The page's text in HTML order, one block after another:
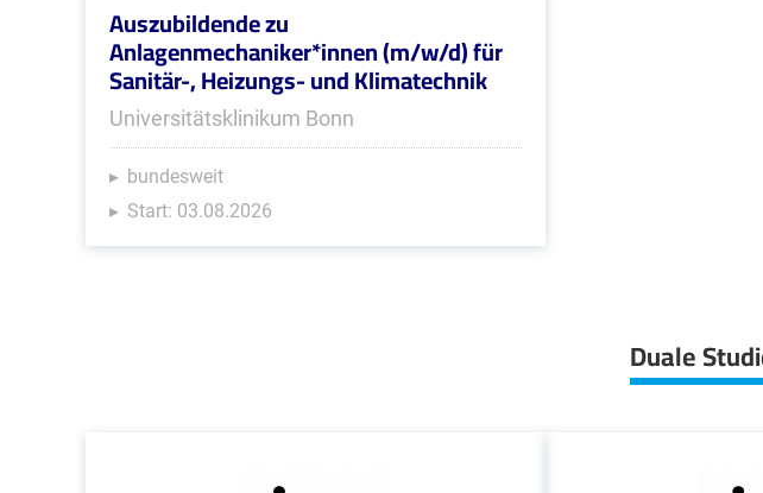
Auszubildende zu
Anlagenmechaniker*innen (m/w/d) für
Sanitär-, Heizungs- und Klimatechnik
Universitätsklinikum Bonn
bundesweit
Start: 03.08.2026
Duale